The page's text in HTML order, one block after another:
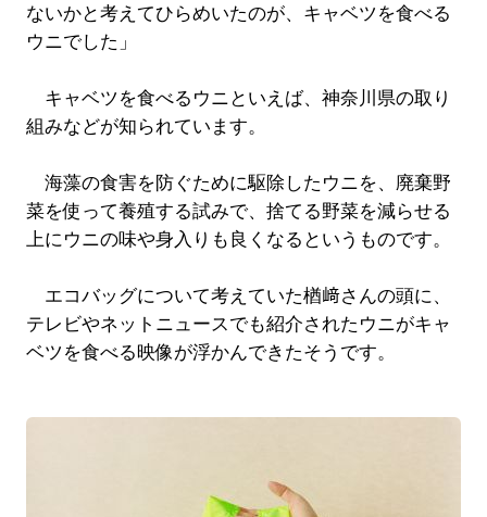
ないかと考えてひらめいたのが、キャベツを食べる
ウニでした」
キャベツを食べるウニといえば、神奈川県の取り
組みなどが知られています。
海藻の食害を防ぐために駆除したウニを、廃棄野
菜を使って養殖する試みで、捨てる野菜を減らせる
上にウニの味や身入りも良くなるというものです。
エコバッグについて考えていた楢﨑さんの頭に、
テレビやネットニュースでも紹介されたウニがキャ
ベツを食べる映像が浮かんできたそうです。